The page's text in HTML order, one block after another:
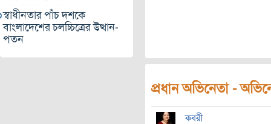
স্বাধীনতার পাঁচ দশকে
বাংলাদেশের চলচ্চিত্রের উত্থান-
পতন
প্রধান অভিনেতা -
কবরী